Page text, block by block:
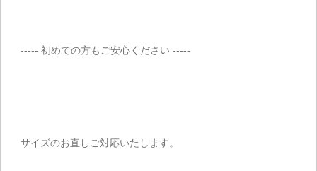
----- 初めての方もご安心ください -----
サイズのお直しご対応いたします。